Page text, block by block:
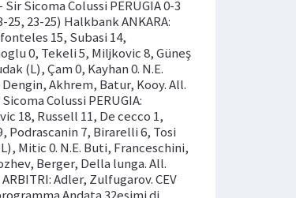
Sir Sicoma Colussi PERUGIA 0-3
25, 23-25) Halkbank ANKARA:
15, Subasi 14,
0, Tekeli 5, Miljkovic 8, Güneş
(L), Çam 0, Kayhan 0. N.E.
Akhrem, Batur, Kooy. All.
Colussi PERUGIA:
18, Russell 11, De cecco 1,
Podrascanin 7, Birarelli 6, Tosi
Mitic 0. N.E. Buti, Franceschini,
Berger, Della lunga. All.
Adler, Zulfugarov. CEV